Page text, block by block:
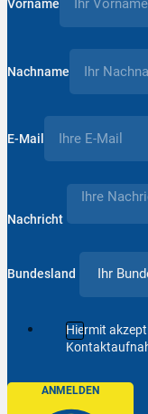
Vorname
Nachname
E-Mail
Nachricht
Bundesland
Hiermit
ANMELDEN